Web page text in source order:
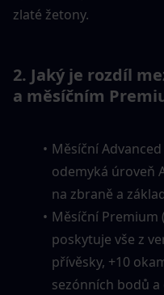
zlaté žetony.
2. Jaký je rozdíl
a měsíčním
Měsíční Advanced
odemyká úroveň
na zbraně a
Měsíční Premium
poskytuje vše z
přívěsky, +10
sezónních bodů